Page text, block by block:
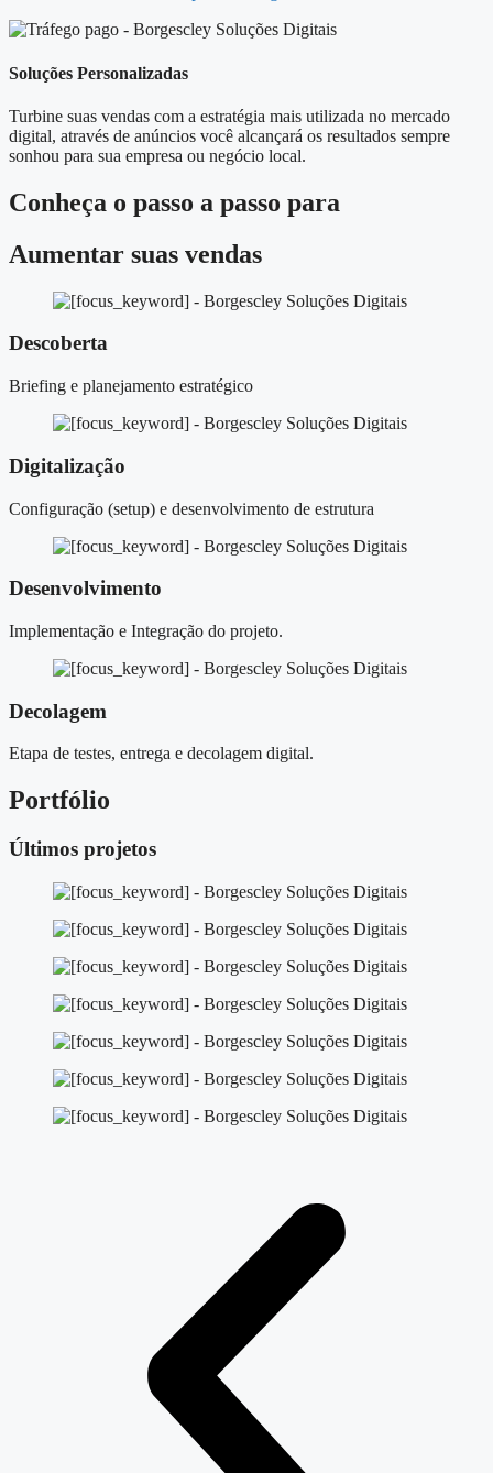
Soluções Personalizadas
Turbine suas vendas com a estratégia mais utilizada no mercado
digital, através de anúncios você alcançará os resultados sempre
sonhou para sua empresa ou negócio local.
Conheça o passo a passo para
Aumentar suas vendas
Descoberta
Briefing e planejamento estratégico
Digitalização
Configuração (setup) e desenvolvimento de estrutura
Desenvolvimento
Implementação e Integração do projeto.
Decolagem
Etapa de testes, entrega e decolagem digital.
Portfólio
Últimos projetos